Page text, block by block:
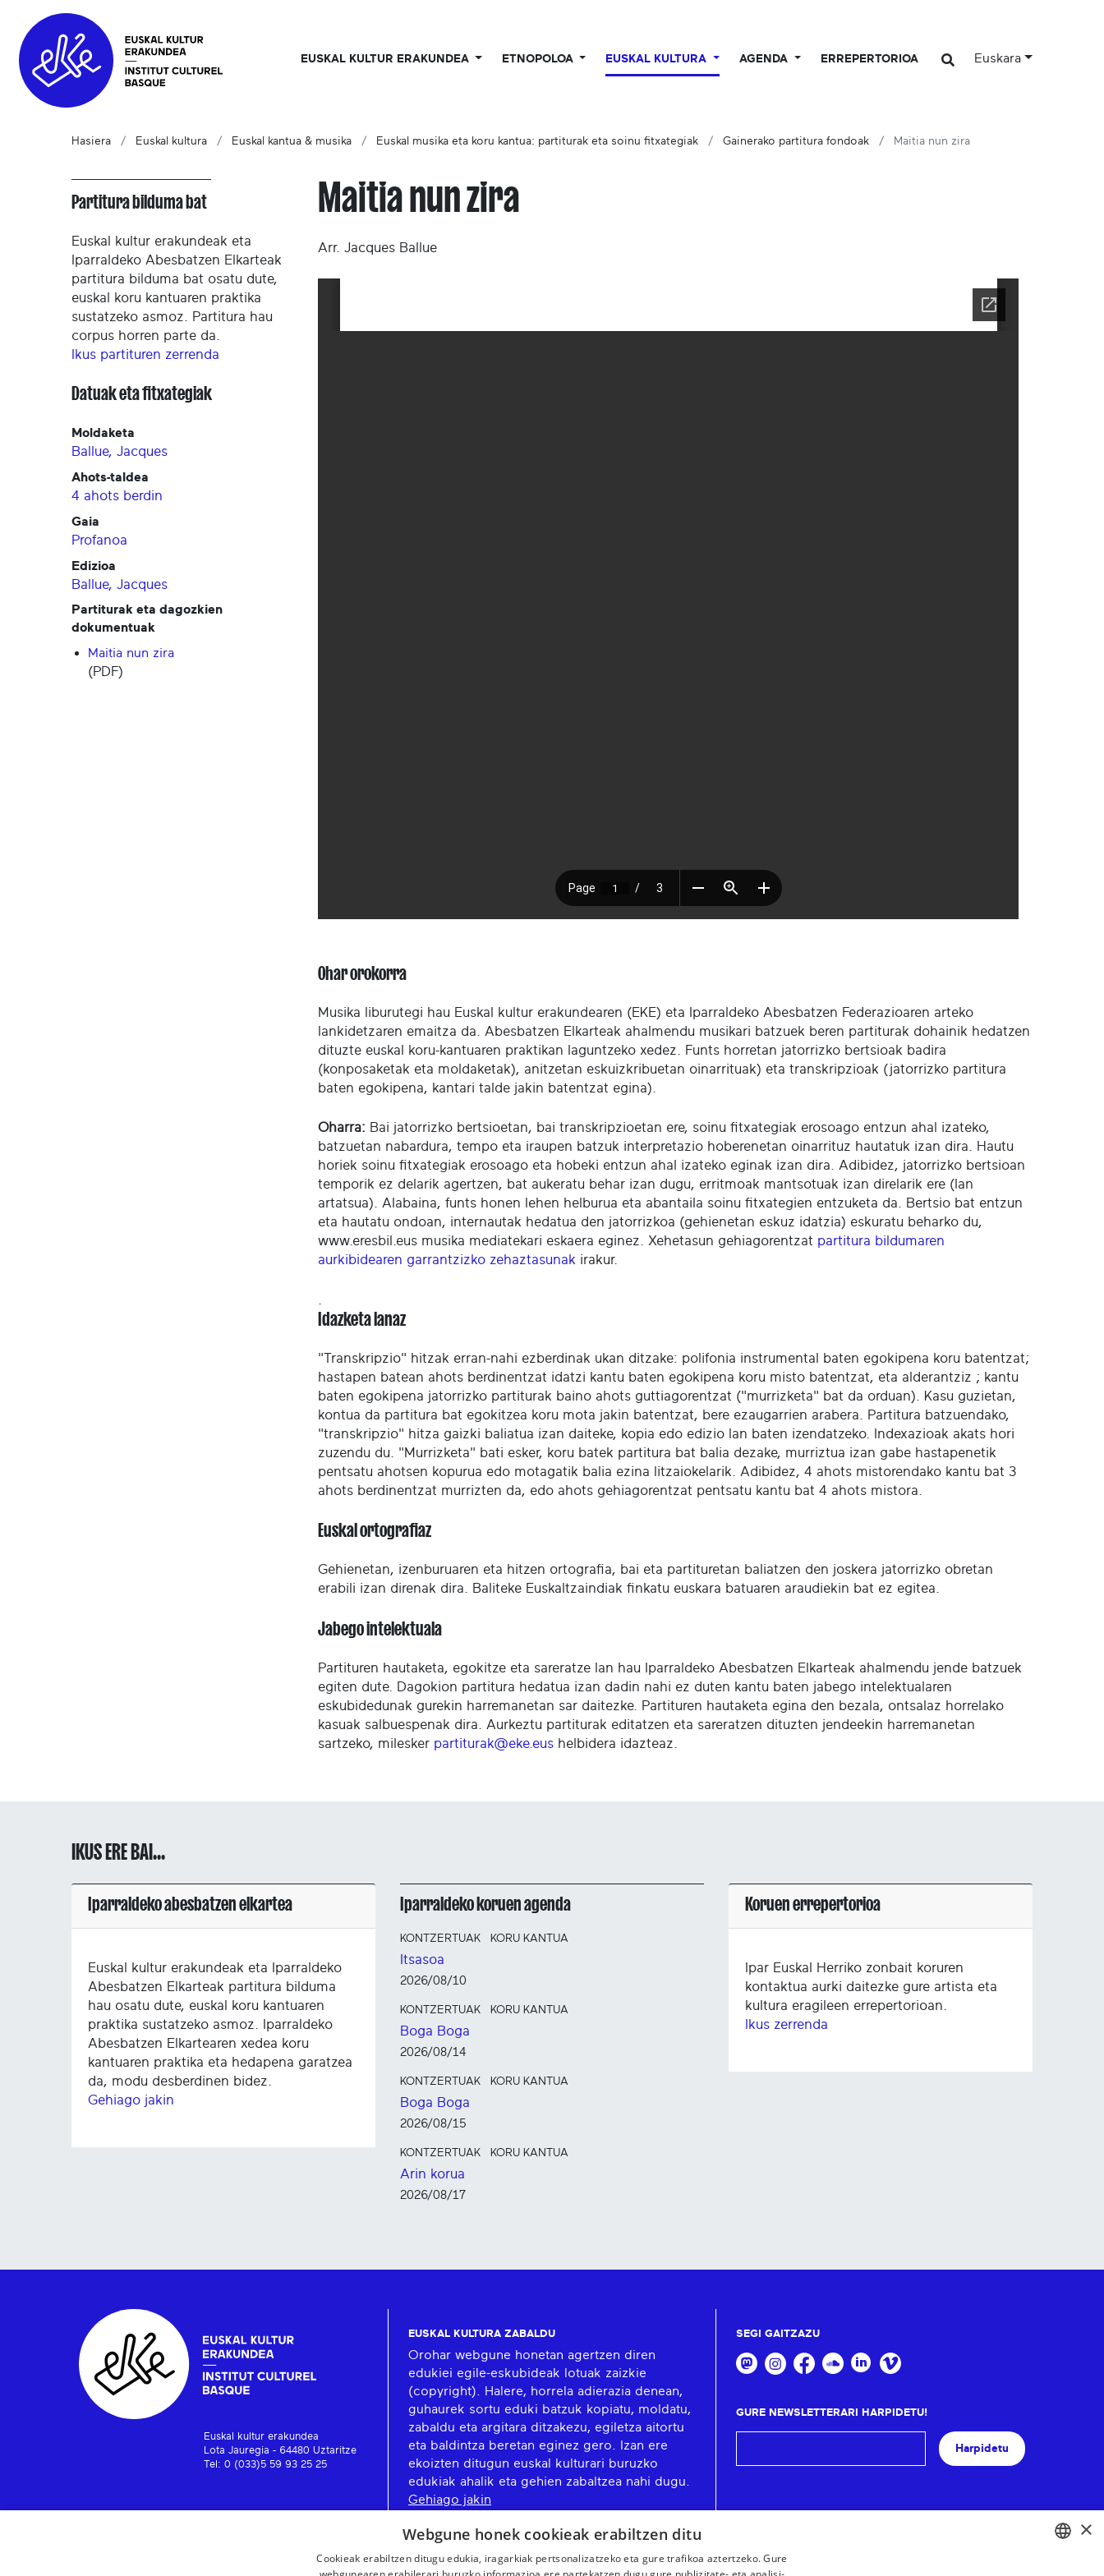
EUSKAL KULTUR ERAKUNDEA ETNOPOLOA EUSKAL KULTURA AGENDA ERREPERTORIOA Euskara
Hasiera Euskal kultura Euskal kantua & musika Euskal musika eta koru kantua: partiturak eta soinu fitxategiak Gainerako partitura fondoak Maitia nun zira
Partitura bilduma bat
Euskal kultur erakundeak eta
Iparraldeko Abesbatzen Elkarteak
partitura bilduma bat osatu dute,
euskal koru kantuaren praktika
sustatzeko asmoz. Partitura hau
corpus horren parte da.
Ikus partituren zerrenda
Datuak eta fitxategiak
Moldaketa
Ballue, Jacques
Ahots-taldea
4 ahots berdin
Gaia
Profanoa
Edizioa
Ballue, Jacques
Partiturak eta dagozkien
dokumentuak
Maitia nun zira
(PDF)
Maitia nun zira
Arr. Jacques Ballue
Ohar orokorra
Musika liburutegi hau Euskal kultur erakundearen (EKE) eta Iparraldeko Abesbatzen Federazioaren arteko
lankidetzaren emaitza da. Abesbatzen Elkarteak ahalmendu musikari batzuek beren partiturak dohainik hedatzen
dituzte euskal koru-kantuaren praktikan laguntzeko xedez. Funts horretan jatorrizko bertsioak badira
(konposaketak eta moldaketak), anitzetan eskuizkribuetan oinarrituak) eta transkripzioak (jatorrizko partitura
baten egokipena, kantari talde jakin batentzat egina).
Oharra: Bai jatorrizko bertsioetan, bai transkripzioetan ere, soinu fitxategiak erosoago entzun ahal izateko,
batzuetan nabardura, tempo eta iraupen batzuk interpretazio hoberenetan oinarrituz hautatuk izan dira. Hautu
horiek soinu fitxategiak erosoago eta hobeki entzun ahal izateko eginak izan dira. Adibidez, jatorrizko bertsioan
temporik ez delarik agertzen, bat aukeratu behar izan dugu, erritmoak mantsotuak izan direlarik ere (lan
artatsua). Alabaina, funts honen lehen helburua eta abantaila soinu fitxategien entzuketa da. Bertsio bat entzun
eta hautatu ondoan, internautak hedatua den jatorrizkoa (gehienetan eskuz idatzia) eskuratu beharko du,
www.eresbil.eus musika mediatekari eskaera eginez. Xehetasun gehiagorentzat partitura bildumaren
aurkibidearen garrantzizko zehaztasunak irakur.
Idazketa lanaz
"Transkripzio" hitzak erran-nahi ezberdinak ukan ditzake: polifonia instrumental baten egokipena koru batentzat;
hastapen batean ahots berdinentzat idatzi kantu baten egokipena koru misto batentzat, eta alderantziz ; kantu
baten egokipena jatorrizko partiturak baino ahots guttiagorentzat ("murrizketa" bat da orduan). Kasu guzietan,
kontua da partitura bat egokitzea koru mota jakin batentzat, bere ezaugarrien arabera. Partitura batzuendako,
"transkripzio" hitza gaizki baliatua izan daiteke, kopia edo edizio lan baten izendatzeko. Indexazioak akats hori
zuzendu du. "Murrizketa" bati esker, koru batek partitura bat balia dezake, murriztua izan gabe hastapenetik
pentsatu ahotsen kopurua edo motagatik balia ezina litzaiokelarik. Adibidez, 4 ahots mistorendako kantu bat 3
ahots berdinentzat murrizten da, edo ahots gehiagorentzat pentsatu kantu bat 4 ahots mistora.
Euskal ortografiaz
Gehienetan, izenburuaren eta hitzen ortografia, bai eta partituretan baliatzen den joskera jatorrizko obretan
erabili izan direnak dira. Baliteke Euskaltzaindiak finkatu euskara batuaren araudiekin bat ez egitea.
Jabego intelektuala
Partituren hautaketa, egokitze eta sareratze lan hau Iparraldeko Abesbatzen Elkarteak ahalmendu jende batzuek
egiten dute. Dagokion partitura hedatua izan dadin nahi ez duten kantu baten jabego intelektualaren
eskubidedunak gurekin harremanetan sar daitezke. Partituren hautaketa egina den bezala, ontsalaz horrelako
kasuak salbuespenak dira. Aurkeztu partiturak editatzen eta sareratzen dituzten jendeekin harremanetan
sartzeko, milesker partiturak@eke.eus helbidera idazteaz.
IKUS ERE BAI...
Iparraldeko abesbatzen elkartea
Euskal kultur erakundeak eta Iparraldeko
Abesbatzen Elkarteak partitura bilduma
hau osatu dute, euskal koru kantuaren
praktika sustatzeko asmoz. Iparraldeko
Abesbatzen Elkartearen xedea koru
kantuaren praktika eta hedapena garatzea
da, modu desberdinen bidez.
Gehiago jakin
Iparraldeko koruen agenda
KONTZERTUAK KORU KANTUA
Itsasoa
2026/08/10
KONTZERTUAK KORU KANTUA
Boga Boga
2026/08/14
KONTZERTUAK KORU KANTUA
Boga Boga
2026/08/15
KONTZERTUAK KORU KANTUA
Arin korua
2026/08/17
Koruen errepertorioa
Ipar Euskal Herriko zonbait koruren
kontaktua aurki daitezke gure artista eta
kultura eragileen errepertorioan.
Ikus zerrenda
Euskal kultur erakundea
Lota Jauregia - 64480 Uztaritze
Tel: 0 (033)5 59 93 25 25
EUSKAL KULTURA ZABALDU
Orohar webgune honetan agertzen diren
edukiei egile-eskubideak lotuak zaizkie
(copyright). Halere, horrela adierazia denean,
guhaurek sortu eduki batzuk kopiatu, moldatu,
zabaldu eta argitara ditzakezu, egiletza aitortu
eta baldintza beretan eginez gero. Izan ere
ekoizten ditugun euskal kulturari buruzko
edukiak ahalik eta gehien zabaltzea nahi dugu.
Gehiago jakin
SEGI GAITZAZU
GURE NEWSLETTERARI HARPIDETU!
Harpidetu
×
Webgune honek cookieak erabiltzen ditu
Cookieak erabiltzen ditugu edukia, iragarkiak pertsonalizatzeko eta gure trafikoa aztertzeko. Gure